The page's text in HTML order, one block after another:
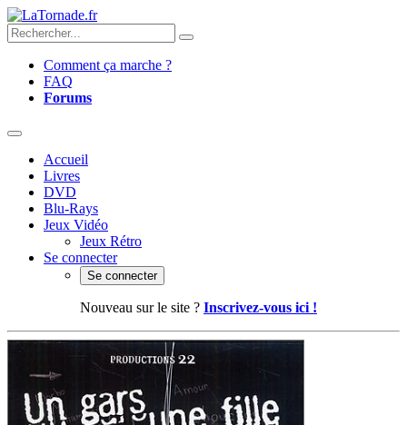
Comment ça marche ?
FAQ
Forums
Accueil
Livres
DVD
Blu-Rays
Jeux Vidéo
Jeux Rétro
Se connecter
Se connecter
Nouveau sur le site ? Inscrivez-vous ici !